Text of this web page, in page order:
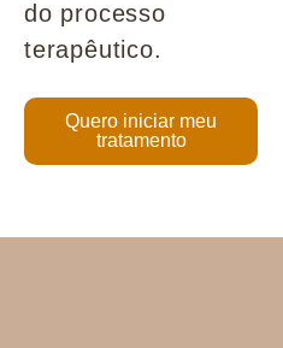
do processo
terapêutico.
Quero iniciar meu
tratamento